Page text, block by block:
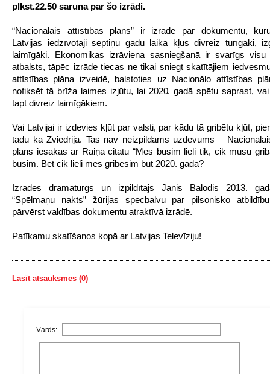
plkst.22.50 saruna par šo izrādi.
“Nacionālais attīstības plāns” ir izrāde par dokumentu,
Latvijas iedzīvotāji septiņu gadu laikā kļūs divreiz turīgāki,
laimīgāki. Ekonomikas izrāviena sasniegšanā ir svarīgs visu
atbalsts, tāpēc izrāde tiecas ne tikai sniegt skatītājiem
attīstības plāna izveidē, balstoties uz Nacionālo attīstības
nofiksēt tā brīža laimes izjūtu, lai 2020. gadā spētu saprast,
tapt divreiz laimīgākiem.
Vai Latvijai ir izdevies kļūt par valsti, par kādu tā gribētu kļūt,
tādu kā Zviedrija. Tas nav neizpildāms uzdevums –
plāns iesākas ar Raiņa citātu “Mēs būsim lieli tik, cik mūsu
būsim. Bet cik lieli mēs gribēsim būt 2020. gadā?
Izrādes dramaturgs un izpildītājs Jānis Balodis 2013.
“Spēlmaņu nakts” žūrijas specbalvu par pilsonisko
pārvērst valdības dokumentu atraktīvā izrādē.
Patīkamu skatīšanos kopā ar Latvijas Televīziju!
Lasīt atsauksmes (0)
Vārds: